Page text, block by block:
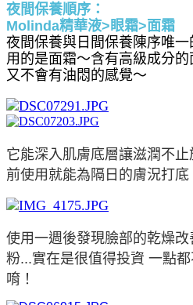
夜間保養順序：
Molinda精華液>眼霜>面霜
夜間保養與日間保養陳序唯
用的是面霜～含有高級成分
又不會有油悶的感覺～
它能深入肌膚底層讓滋潤不
前使用就能為隔日的膚況打底
使用一週後發現臉部的乾燥
粉...實在是很值得投資 一點
唷！